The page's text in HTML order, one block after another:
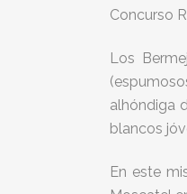
Concurso
Los
alhóndiga
blancos
En este